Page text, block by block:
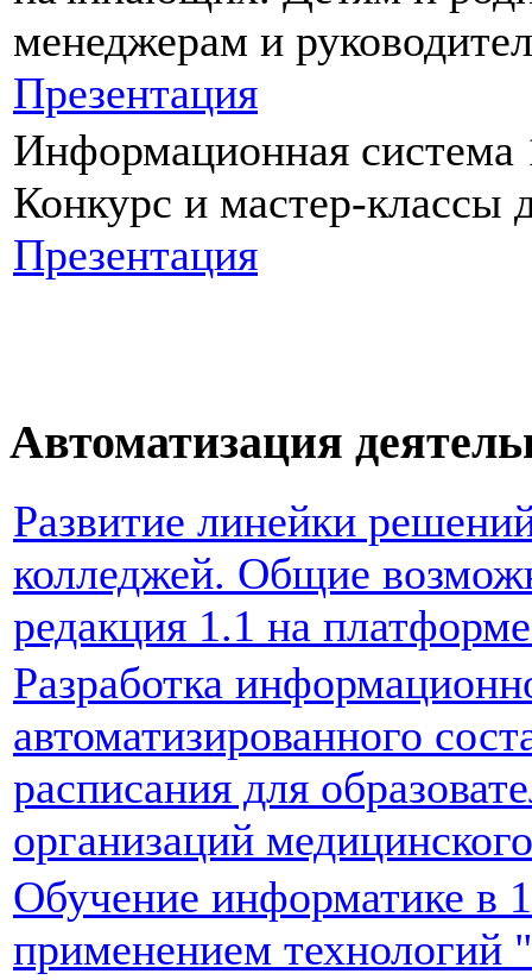
менеджерам и
Презентация
Информационная
Конкурс и мастер-классы
Презентация
Автоматизация
Развитие линейки
колледжей. Общие
редакция 1.1 на
Разработка
автоматизированного
расписания для
организаций
Обучение информатике в
применением технологий